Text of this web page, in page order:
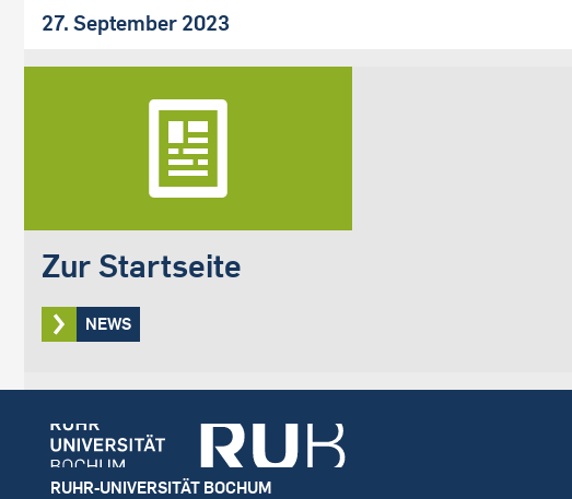
27. September 2023
Zur Startseite
NEWS
Footer
RUHR-UNIVERSITÄT BOCHUM